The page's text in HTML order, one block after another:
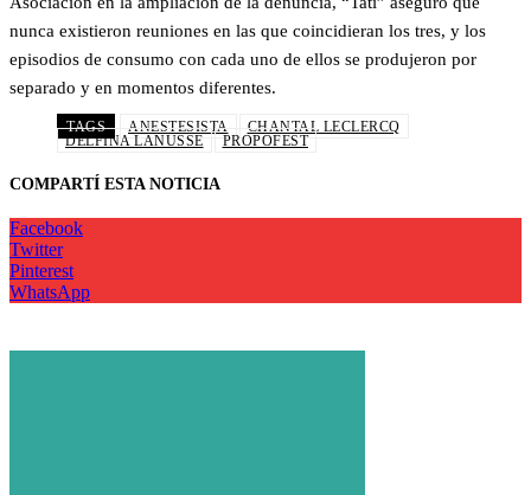
nunca existieron reuniones en las que coincidieran los tres, y los
episodios de consumo con cada uno de ellos se produjeron por
separado y en momentos diferentes.
TAGS ANESTESISTA
CHANTAL LECLERCQ
DELFINA LANUSSE
PROPOFEST
COMPARTÍ ESTA NOTICIA
Facebook
Twitter
Pinterest
WhatsApp